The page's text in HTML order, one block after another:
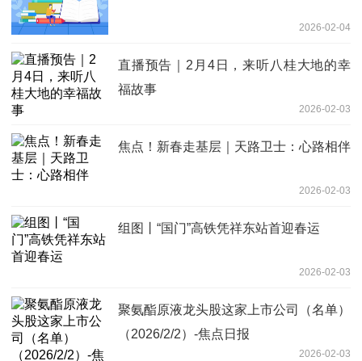
2026-02-04
直播预告｜2月4日，来听八桂大地的幸
福故事
2026-02-03
焦点！新春走基层｜天路卫士：心路相伴
2026-02-03
组图丨“国门”高铁凭祥东站首迎春运
2026-02-03
聚氨酯原液龙头股这家上市公司（名单）
（2026/2/2）-焦点日报
2026-02-03